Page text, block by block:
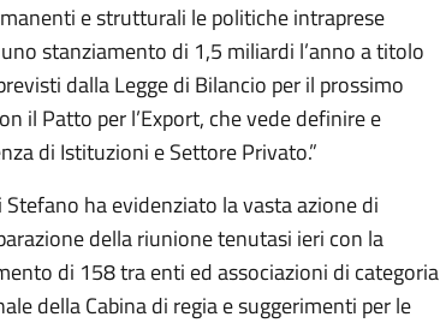
e strutturali le politiche intraprese
stanziamento di 1,5 miliardi l’anno a titolo
dalla Legge di Bilancio per il prossimo
il Patto per l’Export, che vede definire e
di Istituzioni e Settore Privato.”
ha evidenziato la vasta azione di
della riunione tenutasi ieri con la
di 158 tra enti ed associazioni di categoria
della Cabina di regia e suggerimenti per le